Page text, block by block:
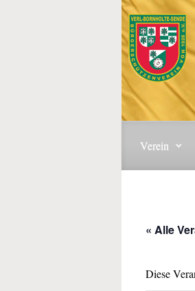
Zum Hauptinhalt springen
Verein
« Alle
Diese